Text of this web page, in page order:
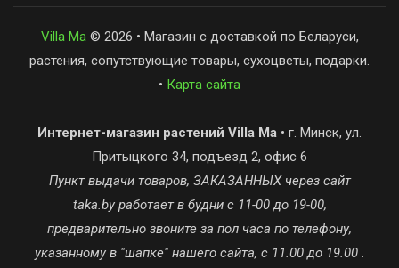
Villa Ma© 2026 • Магазин с доставкой по Беларуси,
растения, сопутствующие товары, сухоцветы, подарки.
• Карта сайта
Интернет-магазин растений Villa Ma • г. Минск, ул.
Притыцкого 34, подъезд 2, офис 6
Пункт выдачи товаров, ЗАКАЗАННЫХ через сайт
taka.by работает в будни с 11-00 до 19-00,
предварительно звоните за пол часа по телефону,
указанному в "шапке" нашего сайта, с 11.00 до 19.00 .